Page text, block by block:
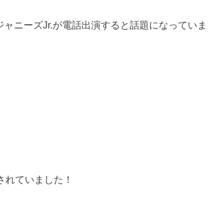
ニーズJr.が電話出演すると話題になっていま
れていました！